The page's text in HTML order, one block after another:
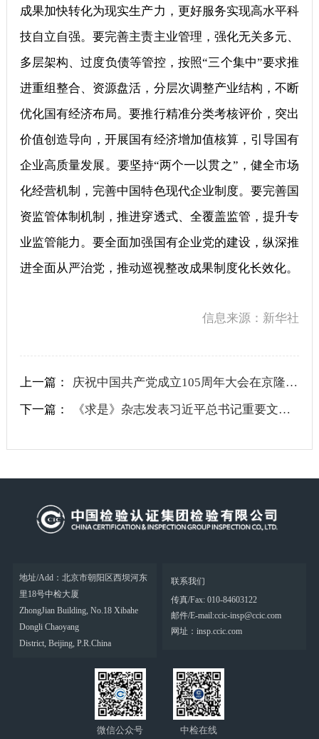
成果加快转化为现实生产力，更好服务实现高水平科
技自立自强。要完善主责主业管理，强化无关多元、
多层架构、过度负债等管控，按照“三个集中”要求推
进重组整合、资源盘活，分层次调整产业结构，不断
优化国有经济布局。要推行精准分类考核评价，突出
价值创造导向，开展国有经济增加值核算，引导国有
企业高质量发展。要坚持“两个一以贯之”，健全市场
化经营机制，完善中国特色现代企业制度。要完善国
资监管体制机制，推进穿透式、全覆盖监管，提升专
业监管能力。要全面加强国有企业党的建设，纵深推
进全面从严治党，推动巡视整改成果制度化长效化。
信息来源：新华社
上一篇：
庆祝中国共产党成立105周年大会在京隆重举行
下一篇：
《求是》杂志发表习近平总书记重要文章《树立和践行正确政绩观》
地址/Add：北京市朝阳区西坝河东
里18号中检大厦
ZhongJian Building, No.18 Xibahe
Dongli Chaoyang
District, Beijing, P.R.China
联系我们
传真/Fax: 010-84603122
邮件/E-mail:ccic-insp@ccic.com
网址：insp.ccic.com
微信公众号 中检在线